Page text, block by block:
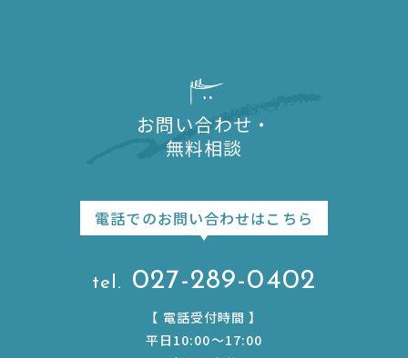
お問い合わせ・
無料相談
電話でのお問い合わせはこちら
027-289-0402
【 電話受付時間】
平日10:00〜17:00